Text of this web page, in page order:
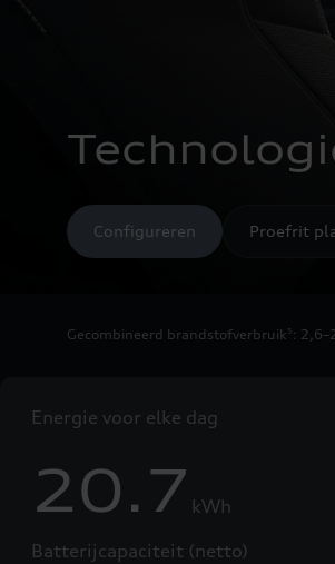
Configureren Proefrit
Gecombineerd brandstofverbruik 5 :
Energie voor elke dag
20.7 kWh
Batterijcapaciteit (netto)